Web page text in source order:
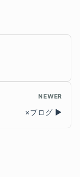
NEWER
×ブログ